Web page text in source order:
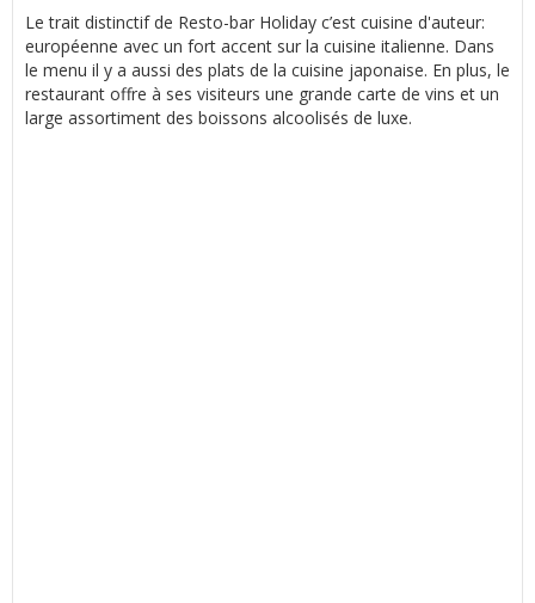
Le trait distinctif de Resto-bar Holiday c’est cuisine d'auteur:
européenne avec un fort accent sur la cuisine italienne. Dans
le menu il y a aussi des plats de la cuisine japonaise. En plus, le
restaurant offre à ses visiteurs une grande carte de vins et un
large assortiment des boissons alcoolisés de luxe.